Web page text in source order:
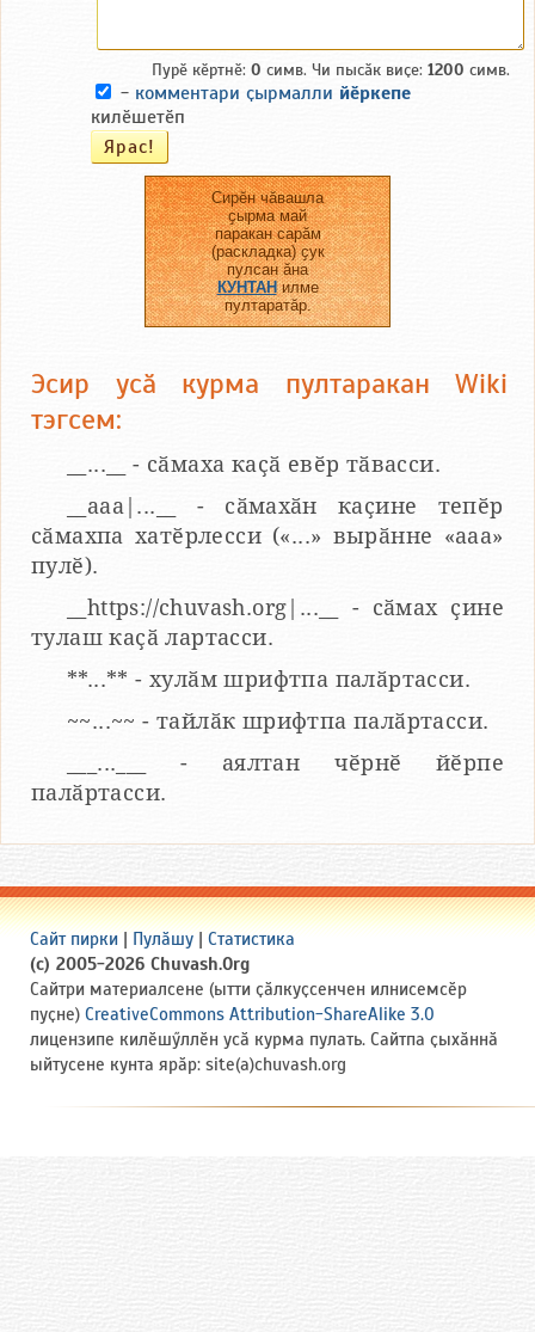
Пурӗ кӗртнӗ: 0 симв. Чи пысӑк виҫе: 1200 симв.
- комментари ҫырмалли йӗркепе
килӗшетӗп
Сирӗн чӑвашла
ҫырма май
паракан сарӑм
(раскладка) ҫук
пулсан ӑна
КУНТАНилме
пултаратӑр.
Эсир усӑ курма пултаракан Wiki
тэгсем:
__...__ - сӑмаха каҫӑ евӗр тӑвасси.
__aaa|...__ - сӑмахӑн каҫине тепӗр
сӑмахпа хатӗрлесси («...» вырӑнне «ааа»
пулӗ).
__https://chuvash.org|...__ - сӑмах ҫине
тулаш каҫӑ лартасси.
**...** - хулӑм шрифтпа палӑртасси.
~~...~~ - тайлӑк шрифтпа палӑртасси.
___...___ - аялтан чӗрнӗ йӗрпе
палӑртасси.
Сайт пирки | Пулӑшу | Статистика
(c) 2005-2026 Chuvash.Org
Сайтри материалсене (ытти ҫӑлкуҫсенчен илнисемсӗр
пуҫне) CreativeCommons Attribution-ShareAlike 3.0
лицензипе килӗшӳллӗн усӑ курма пулать. Сайтпа ҫыхӑннӑ
ыйтусене кунта ярӑр: site(a)chuvash.org